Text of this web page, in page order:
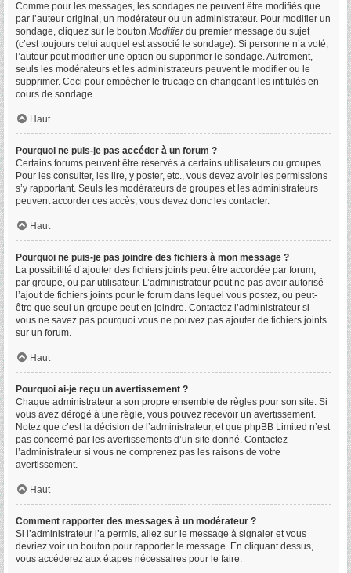
Comme pour les messages, les sondages ne peuvent être modifiés que
par l’auteur original, un modérateur ou un administrateur. Pour modifier un
sondage, cliquez sur le bouton Modifierdu premier message du sujet
(c’est toujours celui auquel est associé le sondage). Si personne n’a voté,
l’auteur peut modifier une option ou supprimer le sondage. Autrement,
seuls les modérateurs et les administrateurs peuvent le modifier ou le
supprimer. Ceci pour empêcher le trucage en changeant les intitulés en
cours de sondage.
Haut
Pourquoi ne puis-je pas accéder à un forum ?
Certains forums peuvent être réservés à certains utilisateurs ou groupes.
Pour les consulter, les lire, y poster, etc., vous devez avoir les permissions
s’y rapportant. Seuls les modérateurs de groupes et les administrateurs
peuvent accorder ces accès, vous devez donc les contacter.
Haut
Pourquoi ne puis-je pas joindre des fichiers à mon message ?
La possibilité d’ajouter des fichiers joints peut être accordée par forum,
par groupe, ou par utilisateur. L’administrateur peut ne pas avoir autorisé
l’ajout de fichiers joints pour le forum dans lequel vous postez, ou peut-
être que seul un groupe peut en joindre. Contactez l’administrateur si
vous ne savez pas pourquoi vous ne pouvez pas ajouter de fichiers joints
sur un forum.
Haut
Pourquoi ai-je reçu un avertissement ?
Chaque administrateur a son propre ensemble de règles pour son site. Si
vous avez dérogé à une règle, vous pouvez recevoir un avertissement.
Notez que c’est la décision de l’administrateur, et que phpBB Limited n’est
pas concerné par les avertissements d’un site donné. Contactez
l’administrateur si vous ne comprenez pas les raisons de votre
avertissement.
Haut
Comment rapporter des messages à un modérateur ?
Si l’administrateur l’a permis, allez sur le message à signaler et vous
devriez voir un bouton pour rapporter le message. En cliquant dessus,
vous accéderez aux étapes nécessaires pour le faire.